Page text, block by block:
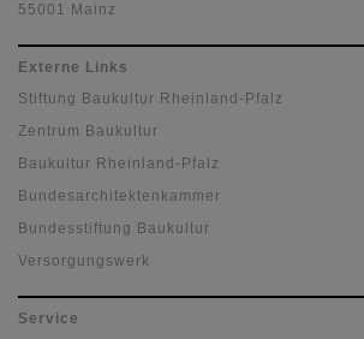
55001 Mainz
Externe Links
Stiftung Baukultur Rheinland-Pfalz
Zentrum Baukultur
Baukultur Rheinland-Pfalz
Bundesarchitektenkammer
Bundesstiftung Baukultur
Versorgungswerk
Service